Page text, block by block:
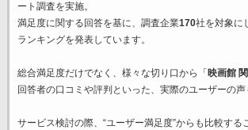
ート調査を実施。
満足度に関する回答を基に、調査企業170社を対象に
ランキングを発表しています。
総合満足度だけでなく、様々な切り口から「 映画館
回答者の口コミや評判といった、実際のユーザーの声
サービス検討の際、“ユーザー満足度”からも比較する